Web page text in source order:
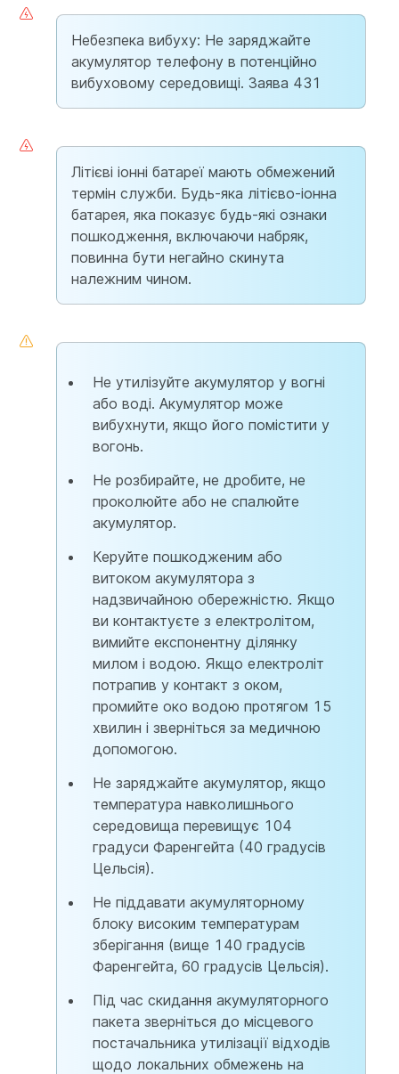
Небезпека вибуху: Не заряджайте
акумулятор телефону в потенційно
вибуховому середовищі. Заява 431
Літієві іонні батареї мають обмежений
термін служби. Будь-яка літієво-іонна
батарея, яка показує будь-які ознаки
пошкодження, включаючи набряк,
повинна бути негайно скинута
належним чином.
Не утилізуйте акумулятор у вогні
або воді. Акумулятор може
вибухнути, якщо його помістити у
вогонь.
Не розбирайте, не дробите, не
проколюйте або не спалюйте
акумулятор.
Керуйте пошкодженим або
витоком акумулятора з
надзвичайною обережністю. Якщо
ви контактуєте з електролітом,
вимийте експонентну ділянку
милом і водою. Якщо електроліт
потрапив у контакт з оком,
промийте око водою протягом 15
хвилин і зверніться за медичною
допомогою.
Не заряджайте акумулятор, якщо
температура навколишнього
середовища перевищує 104
градуси Фаренгейта (40 градусів
Цельсія).
Не піддавати акумуляторному
блоку високим температурам
зберігання (вище 140 градусів
Фаренгейта, 60 градусів Цельсія).
Під час скидання акумуляторного
пакета зверніться до місцевого
постачальника утилізації відходів
щодо локальних обмежень на